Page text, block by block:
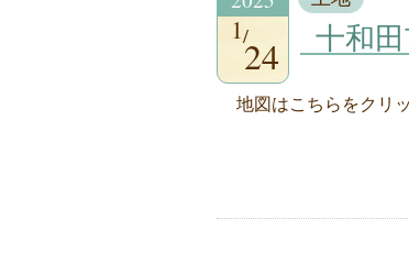
1
24 十和
地図はこちらをクリ